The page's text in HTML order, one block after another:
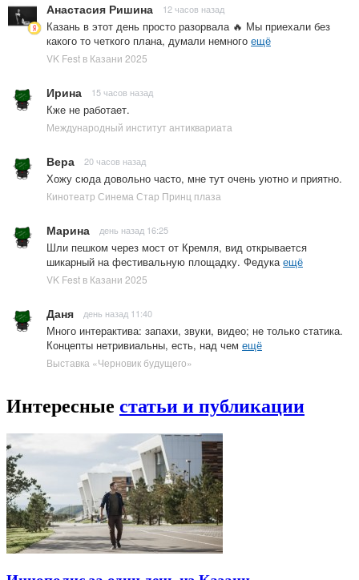
Анастасия Ришина 12 часов назад
Казань в этот день просто разорвала 🔥 Мы приехали без
какого то четкого плана, думали немного ещё
VK Fest в Казани 2025
Ирина 15 часов назад
Кже не работает.
Международный институт антиквариата
Вера 20 часов назад
Хожу сюда довольно часто, мне тут очень уютно и приятно.
Кинотеатр Синема Стар Принц плаза
Марина день назад 16:25
Шли пешком через мост от Кремля, вид открывается
шикарный на фестивальную площадку. Федукаещё
VK Fest в Казани 2025
Даня день назад 11:40
Много интерактива: запахи, звуки, видео; не только статика.
Концепты нетривиальны, есть, над чем ещё
Выставка «Черновик будущего»
Интересные статьи и публикации